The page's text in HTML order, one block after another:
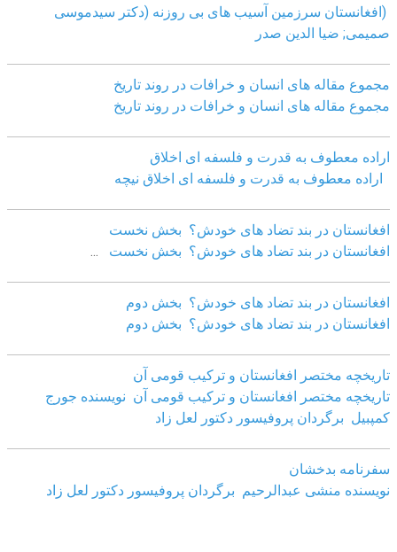
(افغانستان سرزمین آسیب های بی روزنه (دکتر سیدموسی
صمیمی; ضیا الدین صدر
مجموع مقاله های انسان و خرافات در روند تاریخ
مجموع مقاله های انسان و خرافات در روند تاریخ
اراده معطوف به قدرت و فلسفه ای اخلاق
اراده معطوف به قدرت و فلسفه ای اخلاق نیچه
افغانستان در بند تضاد های خودش؟ بخش نخست
افغانستان در بند تضاد های خودش؟ بخش نخست
افغانستان در بند تضاد های خودش؟ بخش دوم
افغانستان در بند تضاد های خودش؟ بخش دوم
تاریخچه مختصر افغانستان و ترکیب قومی آن
تاریخچه مختصر افغانستان و ترکیب قومی آن نویسنده جورج
کمپبیل برگردان پروفیسور دکتور لعل زاد
سفرنامه بدخشان
نویسنده منشی عبدالرحیم برگردان پروفیسور دکتور لعل زاد